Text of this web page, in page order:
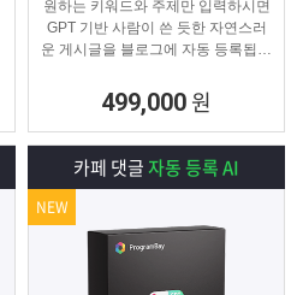
원하는 키워드와 주제만 입력하시면
GPT 기반 사람이 쓴 듯한 자연스러
운 게시글을 블로그에 자동 등록됩니
블로그 대량 육성용, 특정 업체를 여
러 블로그에 홍보하기 적합한
마케팅 프로그램입니다.
499,000 원
카페 댓글자동 등록 AI
NEW